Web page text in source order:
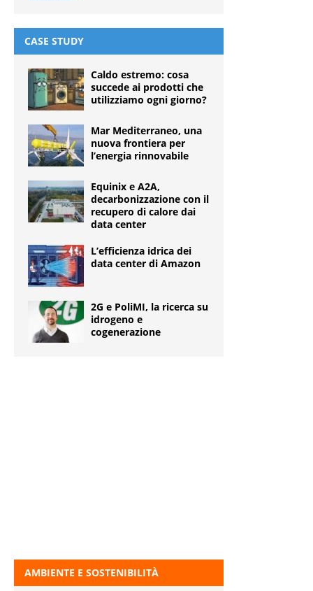
CASE STUDY
Caldo estremo: cosa
succede ai prodotti che
utilizziamo ogni giorno?
Mar Mediterraneo, una
nuova frontiera per
l’energia rinnovabile
Equinix e A2A,
decarbonizzazione con il
recupero di calore dai
data center
L’efficienza idrica dei
data center di Amazon
2G e PoliMI, la ricerca su
idrogeno e
cogenerazione
AMBIENTE E SOSTENIBILITÀ